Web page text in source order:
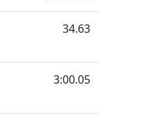
34.63
3:00.05